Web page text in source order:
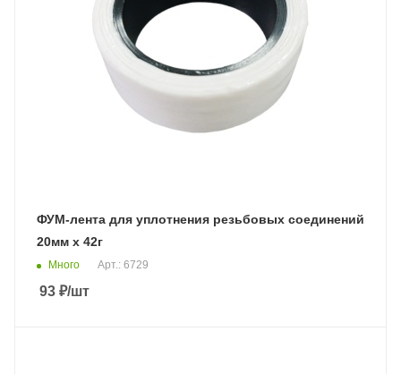
ФУМ-лента для уплотнения резьбовых соединений
20мм х 42г
Много Арт.: 6729
93 ₽/шт